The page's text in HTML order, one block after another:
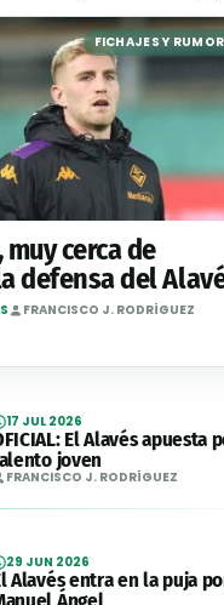
FICHAJES Y
cerca de
defensa del
FRANCISCO J. RODRÍGUEZ
17 JUL 2026
El Alavés apuesta
joven
FRANCISCO J. RODRÍGUEZ
29 JUN 2026
Alavés entra en la puja